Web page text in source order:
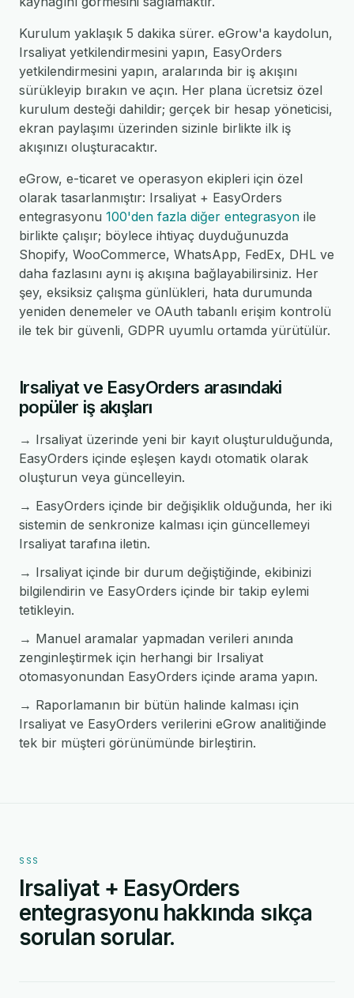
Kurulum yaklaşık 5 dakika sürer. eGrow'a kaydolun,
Irsaliyat yetkilendirmesini yapın, EasyOrders
yetkilendirmesini yapın, aralarında bir iş akışını
sürükleyip bırakın ve açın. Her plana ücretsiz özel
kurulum desteği dahildir; gerçek bir hesap yöneticisi,
ekran paylaşımı üzerinden sizinle birlikte ilk iş
akışınızı oluşturacaktır.
eGrow, e-ticaret ve operasyon ekipleri için özel
olarak tasarlanmıştır: Irsaliyat + EasyOrders
entegrasyonu 100'den fazla diğer entegrasyon ile
birlikte çalışır; böylece ihtiyaç duyduğunuzda
Shopify, WooCommerce, WhatsApp, FedEx, DHL ve
daha fazlasını aynı iş akışına bağlayabilirsiniz. Her
şey, eksiksiz çalışma günlükleri, hata durumunda
yeniden denemeler ve OAuth tabanlı erişim kontrolü
ile tek bir güvenli, GDPR uyumlu ortamda yürütülür.
Irsaliyat ve EasyOrders arasındaki
popüler iş akışları
→ Irsaliyat üzerinde yeni bir kayıt oluşturulduğunda,
EasyOrders içinde eşleşen kaydı otomatik olarak
oluşturun veya güncelleyin.
→ EasyOrders içinde bir değişiklik olduğunda, her iki
sistemin de senkronize kalması için güncellemeyi
Irsaliyat tarafına iletin.
→ Irsaliyat içinde bir durum değiştiğinde, ekibinizi
bilgilendirin ve EasyOrders içinde bir takip eylemi
tetikleyin.
→ Manuel aramalar yapmadan verileri anında
zenginleştirmek için herhangi bir Irsaliyat
otomasyonundan EasyOrders içinde arama yapın.
→ Raporlamanın bir bütün halinde kalması için
Irsaliyat ve EasyOrders verilerini eGrow analitiğinde
tek bir müşteri görünümünde birleştirin.
SSS
Irsaliyat + EasyOrders
entegrasyonu hakkında sıkça
sorulan sorular.